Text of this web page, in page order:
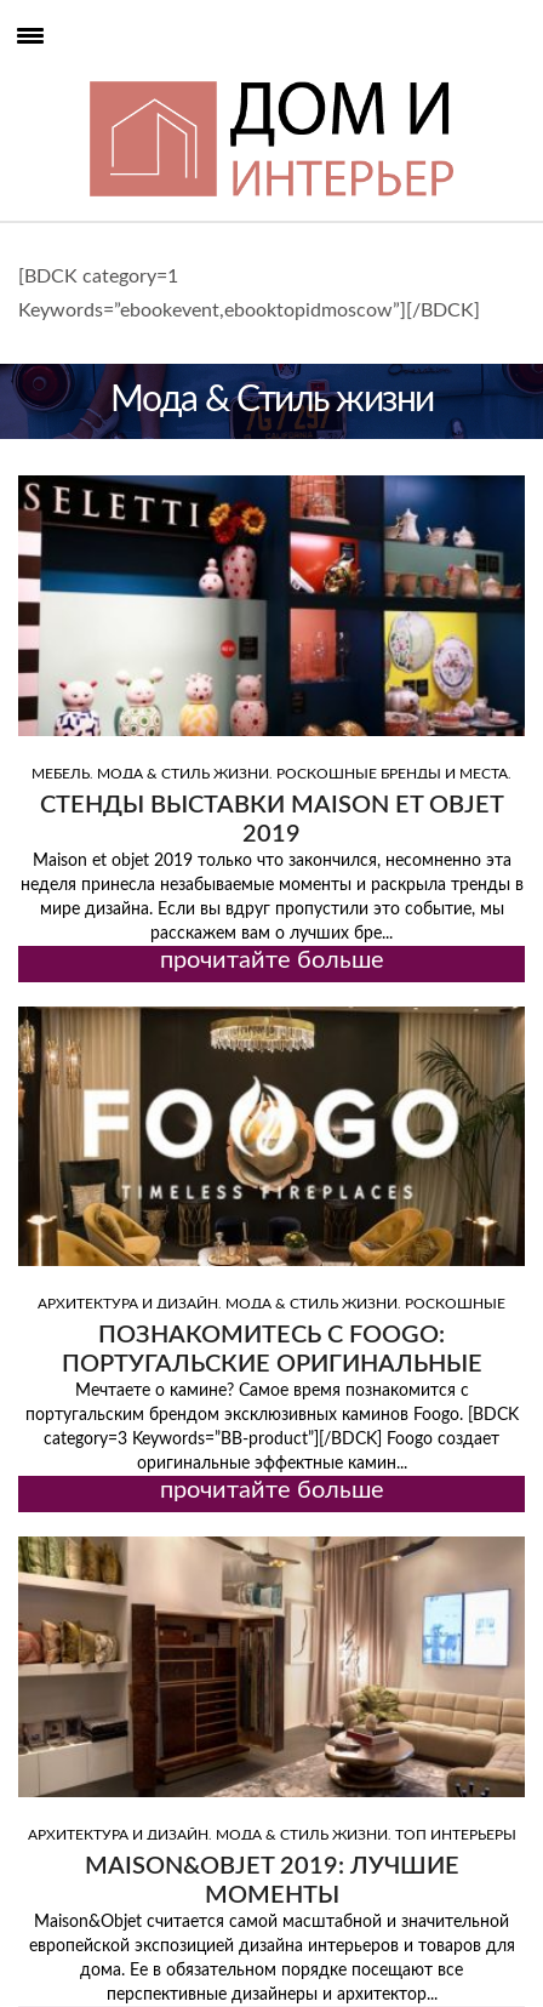
[BDCK category=1
Keywords=”ebookevent,ebooktopidmoscow”][/BDCK]
Мода & Стиль жизни
МЕБЕЛЬ МОДА & СТИЛЬ ЖИЗНИ РОСКОШНЫЕ БРЕНДЫ И МЕСТА
СТЕНДЫ ВЫСТАВКИ MAISON ET OBJET
2019
Maison et objet 2019 только что закончился, несомненно эта
неделя принесла незабываемые моменты и раскрыла тренды в
мире дизайна. Если вы вдруг пропустили это событие, мы
расскажем вам о лучших бре...
прочитайте больше
АРХИТЕКТУРА И ДИЗАЙН, МОДА & СТИЛЬ ЖИЗНИ, РОСКОШНЫЕ
ПОЗНАКОМИТЕСЬ С FOOGO:
ПОРТУГАЛЬСКИЕ ОРИГИНАЛЬНЫЕ
КАМИНЫ
Мечтаете о камине? Самое время познакомится с
португальским брендом эксклюзивных каминов Foogo. [BDCK
category=3 Keywords=”BB-product”][/BDCK] Foogo создает
оригинальные эффектные камин...
прочитайте больше
АРХИТЕКТУРА И ДИЗАЙН МОДА & СТИЛЬ ЖИЗНИ ТОП ИНТЕРЬЕРЫ
MAISON&OBJET 2019: ЛУЧШИЕ
МОМЕНТЫ
Maison&Objet считается самой масштабной и значительной
европейской экспозицией дизайна интерьеров и товаров для
дома. Ее в обязательном порядке посещают все
перспективные дизайнеры и архитектор...